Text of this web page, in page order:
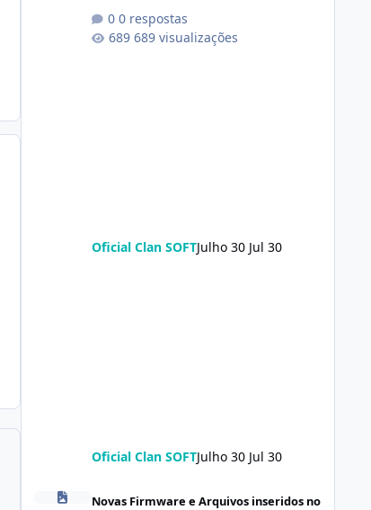
0 respostas
689 visualizações
Oficial Clan SOFTJulho 30 Jul 30
Oficial Clan SOFTJulho 30 Jul 30
Novas Firmware e Arquivos inseridos no